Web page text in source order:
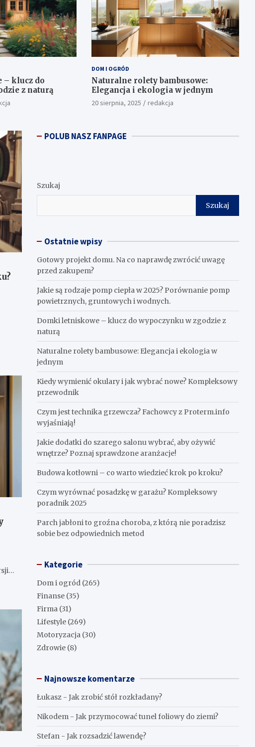
– klucz do
z naturą
DOM I OGRÓD
Naturalne rolety bambusowe:
Elegancja i ekologia w jednym
20 sierpnia, 2025 redakcja
POLUB NASZ FANPAGE
Szukaj
Szukaj
Ostatnie wpisy
Gotowy projekt domu. Na co naprawdę zwrócić uwagę
przed zakupem?
Jakie są rodzaje pomp ciepła w 2025? Porównanie pomp
powietrznych, gruntowych i wodnych.
Domki letniskowe – klucz do wypoczynku w zgodzie z
naturą
Naturalne rolety bambusowe: Elegancja i ekologia w
jednym
Kiedy wymienić okulary i jak wybrać nowe? Kompleksowy
przewodnik
Czym jest technika grzewcza? Fachowcy z Proterm.info
wyjaśniają!
Jakie dodatki do szarego salonu wybrać, aby ożywić
wnętrze? Poznaj sprawdzone aranżacje!
Budowa kotłowni – co warto wiedzieć krok po kroku?
Czym wyrównać posadzkę w garażu? Kompleksowy
poradnik 2025
Parch jabłoni to groźna choroba, z którą nie poradzisz
sobie bez odpowiednich metod
Kategorie
Dom i ogród (265)
Finanse (35)
Firma (31)
Lifestyle (269)
Motoryzacja (30)
Zdrowie (8)
Najnowsze komentarze
Łukasz -Jak zrobić stół rozkładany?
Nikodem -Jak przymocować tunel foliowy do ziemi?
Stefan -Jak rozsadzić lawendę?